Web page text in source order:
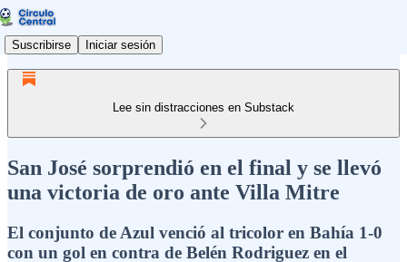
Suscribirse Iniciar sesión
Lee sin distracciones en Substack
San José sorprendió en el final y se llevó
una victoria de oro ante Villa Mitre
El conjunto de Azul venció al tricolor en Bahía 1-0
con un gol en contra de Belén Rodriguez en el